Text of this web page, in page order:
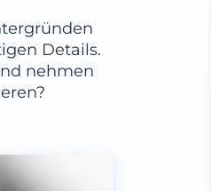
Details.
nehmen